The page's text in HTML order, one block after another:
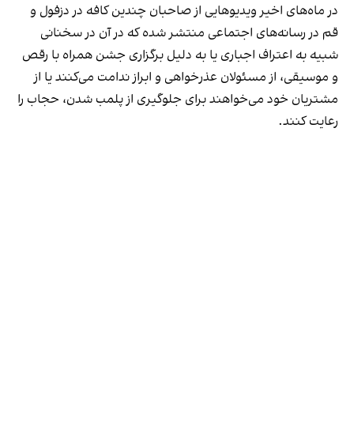
در ماه‌های اخیر ویدیوهایی از صاحبان چندین کافه در دزفول و
قم در رسانه‌های اجتماعی منتشر شده که در آن در سخنانی
شبیه به اعتراف اجباری یا به دلیل برگزاری جشن همراه با رقص
و موسیقی، از مسئولان عذرخواهی و ابراز ندامت می‌کنند یا از
مشتریان خود می‌خواهند برای جلوگیری از پلمب شدن، حجاب را
رعایت کنند.